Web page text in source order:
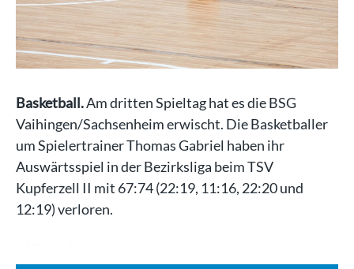
Basketball.Am dritten Spieltag hat es die BSG
Vaihingen/Sachsenheim erwischt. Die Basketballer
um Spielertrainer Thomas Gabriel haben ihr
Auswärtsspiel in der Bezirksliga beim TSV
Kupferzell II mit 67:74 (22:19, 11:16, 22:20 und
12:19) verloren.